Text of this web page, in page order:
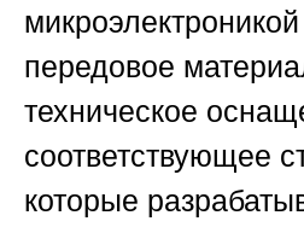
микроэлектроникой
передовое
техническое
соответствующее
которые